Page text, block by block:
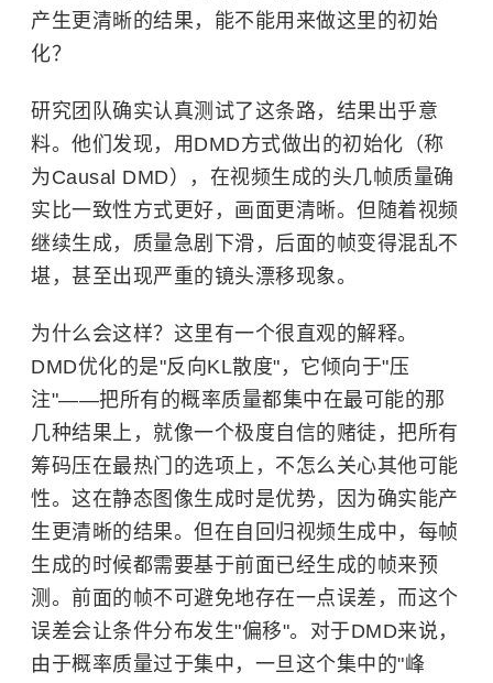
产生更清晰的结果，能不能用来做这里的初始
化？
研究团队确实认真测试了这条路，结果出乎意
料。他们发现，用DMD方式做出的初始化（称
为Causal DMD），在视频生成的头几帧质量确
实比一致性方式更好，画面更清晰。但随着视频
继续生成，质量急剧下滑，后面的帧变得混乱不
堪，甚至出现严重的镜头漂移现象。
为什么会这样？这里有一个很直观的解释。
DMD优化的是"反向KL散度"，它倾向于"压
注"——把所有的概率质量都集中在最可能的那
几种结果上，就像一个极度自信的赌徒，把所有
筹码压在最热门的选项上，不怎么关心其他可能
性。这在静态图像生成时是优势，因为确实能产
生更清晰的结果。但在自回归视频生成中，每帧
生成的时候都需要基于前面已经生成的帧来预
测。前面的帧不可避免地存在一点误差，而这个
误差会让条件分布发生"偏移"。对于DMD来说，
由于概率质量过于集中，一旦这个集中的"峰